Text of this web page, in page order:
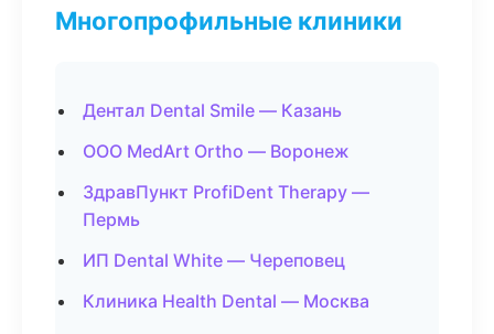
Многопрофильные клиники
Дентал Dental Smile — Казань
ООО MedArt Ortho — Воронеж
ЗдравПункт ProfiDent Therapy —
Пермь
ИП Dental White — Череповец
Клиника Health Dental — Москва